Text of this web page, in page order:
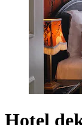
Hotel